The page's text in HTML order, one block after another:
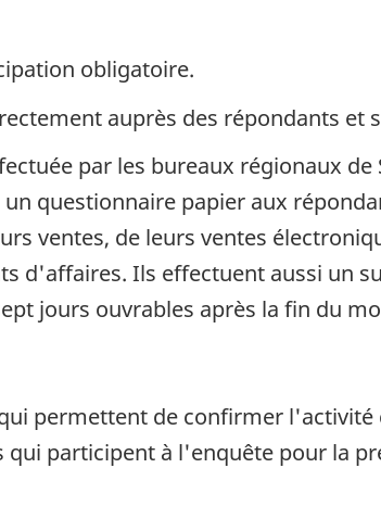
obligatoire.
auprès des répondants
par les bureaux régionaux
questionnaire papier aux
ventes, de leurs ventes
d'affaires. Ils effectuent aussi un
jours ouvrables après la fin du
permettent de confirmer
qui participent à l'enquête pour la